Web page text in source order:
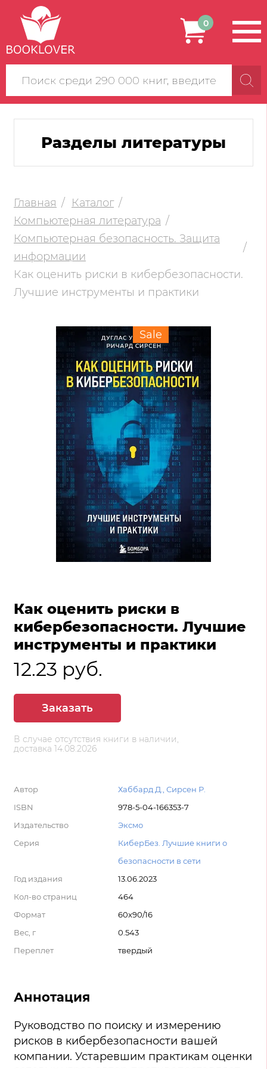
Поиск
по
сайту
0
Разделы литературы
Главная
Каталог
Компьютерная литература
Компьютерная безопасность. Защита
информации
Как оценить риски в кибербезопасности.
Лучшие инструменты и практики
Sale
Как оценить риски в
кибербезопасности. Лучшие
инструменты и практики
12.23 руб.
Заказать
В случае отсутствия книги в наличии,
доставка 14.08.2026
Автор
Хаббард Д., Сирсен Р.
ISBN
978-5-04-166353-7
Издательство
Эксмо
Серия
КиберБез. Лучшие книги о
безопасности в сети
Год издания
13.06.2023
Кол-во страниц
464
Формат
60x90/16
Вес, г
0.543
Переплет
твердый
Аннотация
Руководство по поиску и измерению
рисков в кибербезопасности вашей
компании. Устаревшим практикам оценки